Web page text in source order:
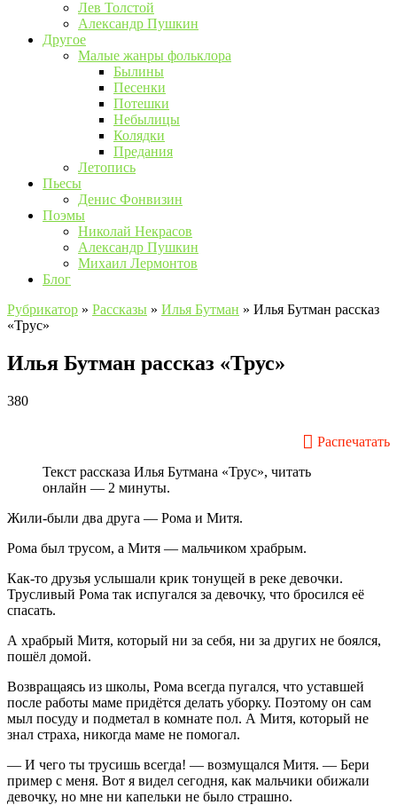
Лев Толстой
Александр Пушкин
Другое
Малые жанры фольклора
Былины
Песенки
Потешки
Небылицы
Колядки
Предания
Летопись
Пьесы
Денис Фонвизин
Поэмы
Николай Некрасов
Александр Пушкин
Михаил Лермонтов
Блог
Рубрикатор » Рассказы » Илья Бутман » Илья Бутман рассказ
«Трус»
Илья Бутман рассказ «Трус»
380
Распечатать
Текст рассказа Илья Бутмана «Трус», читать
онлайн — 2 минуты.
Жили-были два друга — Рома и Митя.
Рома был трусом, а Митя — мальчиком храбрым.
Как-то друзья услышали крик тонущей в реке девочки.
Трусливый Рома так испугался за девочку, что бросился её
спасать.
А храбрый Митя, который ни за себя, ни за других не боялся,
пошёл домой.
Возвращаясь из школы, Рома всегда пугался, что уставшей
после работы маме придётся делать уборку. Поэтому он сам
мыл посуду и подметал в комнате пол. А Митя, который не
знал страха, никогда маме не помогал.
— И чего ты трусишь всегда! — возмущался Митя. — Бери
пример с меня. Вот я видел сегодня, как мальчики обижали
девочку, но мне ни капельки не было страшно.